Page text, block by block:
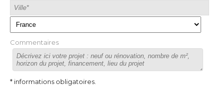
Commentaires
* informations obligatoires.